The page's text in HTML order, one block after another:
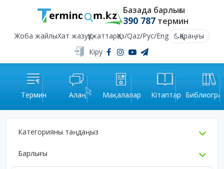
Базада барлығы
390 787термин
Жоба жайлыХат жазуҚұжаттарҚаз/Qaz/Рус/Eng
Қараңғы
Кіру
Термин Алаң Мақалалар Кітаптар
Категорияны таңдаңыз
Барлығы